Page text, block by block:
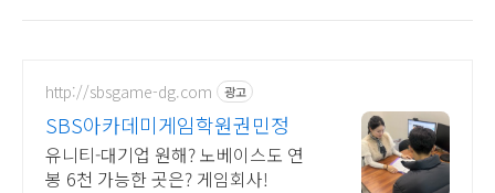
http://sbsgame-dg.com 광고
SBS아카데미게임학원권민정
유니티-대기업 원해? 노베이스도 연
봉 6천 가능한 곳은? 게임회사!